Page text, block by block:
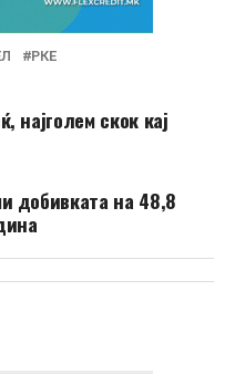
РКЕ
најголем скок кај
добивката на 48,8